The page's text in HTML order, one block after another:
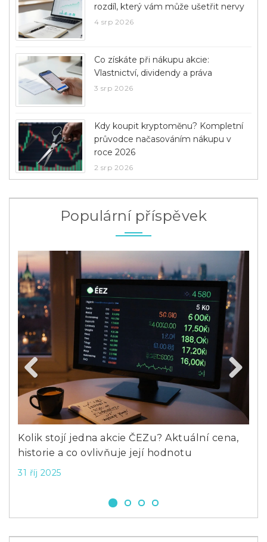
rozdíl, který vám může ušetřit nervy
4 srp 2026
Co získáte při nákupu akcie:
Vlastnictví, dividendy a práva
3 srp 2026
Kdy koupit kryptoměnu? Kompletní
průvodce načasováním nákupu v
roce 2026
2 srp 2026
Populární příspěvek
Kolik stojí jedna akcie ČEZu? Aktuální cena,
historie a co ovlivňuje její hodnotu
31 říj 2025
Previous Next